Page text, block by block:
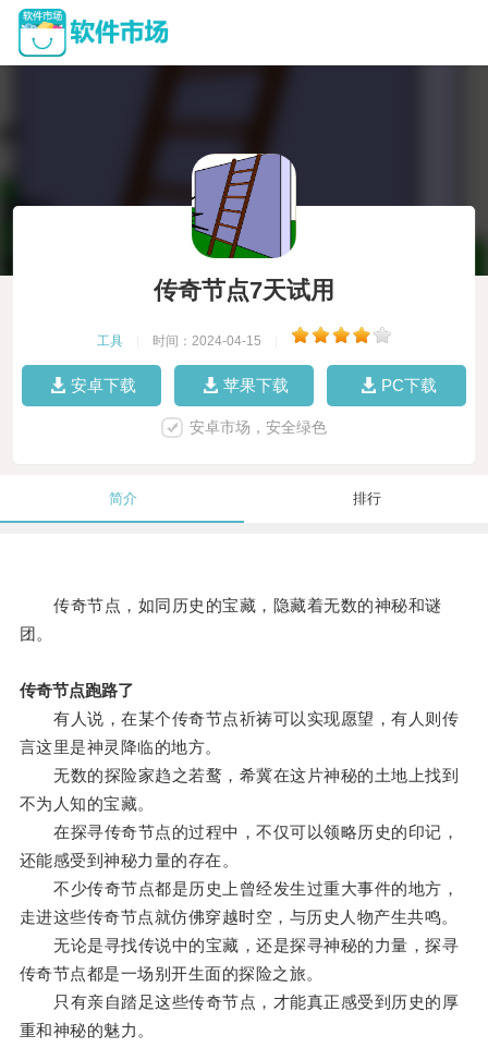
传奇节点7天试用
工具 时间：2024-04-15
安卓下载 苹果下载 PC下载
安卓市场，安全绿色
简介 排行
传奇节点，如同历史的宝藏，隐藏着无数的神秘和谜
团。
传奇节点跑路了
有人说，在某个传奇节点祈祷可以实现愿望，有人则传
言这里是神灵降临的地方。
无数的探险家趋之若鹜，希冀在这片神秘的土地上找到
不为人知的宝藏。
在探寻传奇节点的过程中，不仅可以领略历史的印记，
还能感受到神秘力量的存在。
不少传奇节点都是历史上曾经发生过重大事件的地方，
走进这些传奇节点就仿佛穿越时空，与历史人物产生共鸣。
无论是寻找传说中的宝藏，还是探寻神秘的力量，探寻
传奇节点都是一场别开生面的探险之旅。
只有亲自踏足这些传奇节点，才能真正感受到历史的厚
重和神秘的魅力。